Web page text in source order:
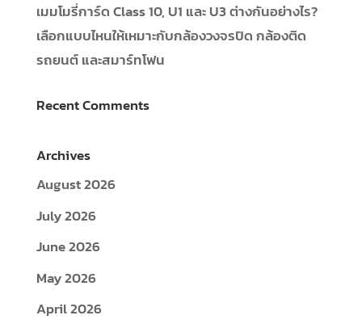
เมมโมรี่การ์ด Class 10, U1 และ U3 ต่างกันอย่างไร?
เลือกแบบไหนให้เหมาะกับกล้องวงจรปิด กล้องติด
รถยนต์ และสมาร์ทโฟน
Recent Comments
Archives
August 2026
July 2026
June 2026
May 2026
April 2026